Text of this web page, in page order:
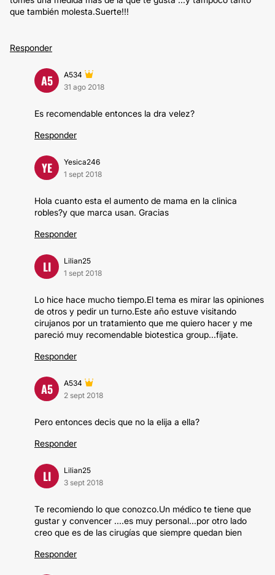
que también molesta.Suerte!!!
Responder
A5
A534
31 ago 2018
Es recomendable entonces la dra velez?
Responder
YE
Yesica246
1 sept 2018
Hola cuanto esta el aumento de mama en la clinica
robles?y que marca usan. Gracias
Responder
LI
Lilian25
1 sept 2018
Lo hice hace mucho tiempo.El tema es mirar las opiniones
de otros y pedir un turno.Este año estuve visitando
cirujanos por un tratamiento que me quiero hacer y me
pareció muy recomendable biotestica group...fíjate.
Responder
A5
A534
2 sept 2018
Pero entonces decis que no la elija a ella?
Responder
LI
Lilian25
3 sept 2018
Te recomiendo lo que conozco.Un médico te tiene que
gustar y convencer ....es muy personal...por otro lado
creo que es de las cirugías que siempre quedan bien
Responder